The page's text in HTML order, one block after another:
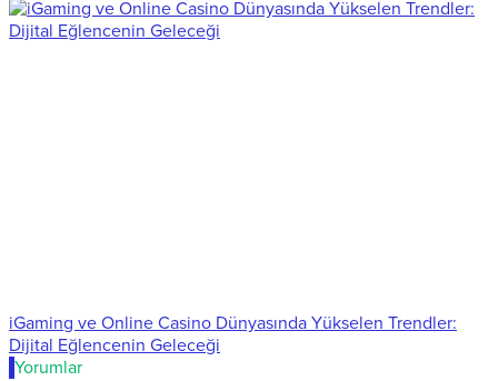
iGaming ve Online Casino Dünyasında Yükselen Trendler:
Dijital Eğlencenin Geleceği
Yorumlar